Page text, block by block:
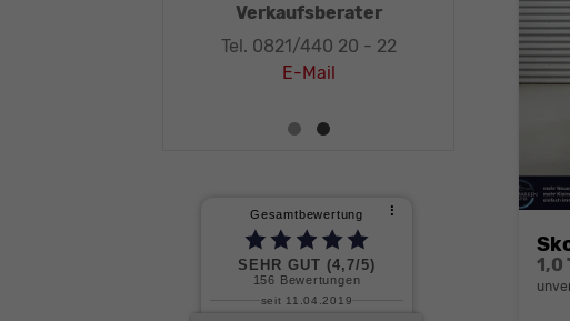
1,0
Geschäftsleitung, KFZ-
Techniker-Meister
Tel. 0821/440 20 - 32
Tel. 0821/440
E-Mail